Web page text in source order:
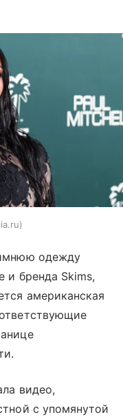
одежду
и бренда Skims,
американская
видео,
с упомянутой